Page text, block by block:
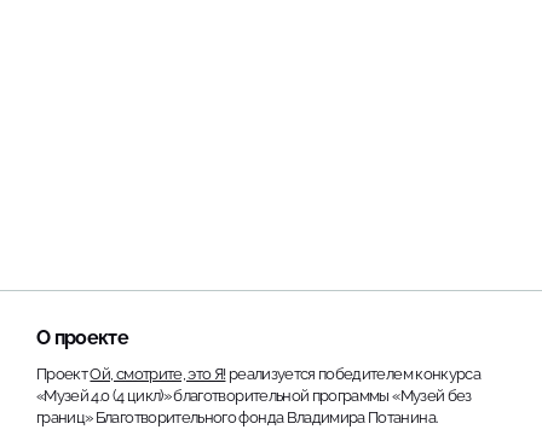
О проекте
ПроектОй, смотрите, это Я! реализуется победителем конкурса
«Музей 4.0 (4 цикл)» благотворительной программы «Музей без
границ» Благотворительного фонда Владимира Потанина.